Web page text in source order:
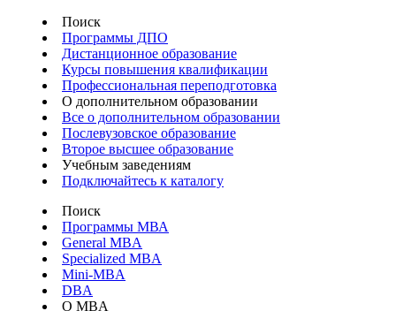
Поиск
Программы ДПО
Дистанционное образование
Курсы повышения квалификации
Профессиональная переподготовка
О дополнительном образовании
Все о дополнительном образовании
Послевузовское образование
Второе высшее образование
Учебным заведениям
Подключайтесь к каталогу
Поиск
Программы МВА
General MBA
Specialized MBA
Mini-MBA
DBA
О MBA